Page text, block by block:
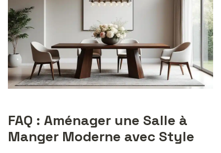
FAQ : Aménager une Salle à
Manger Moderne avec Style